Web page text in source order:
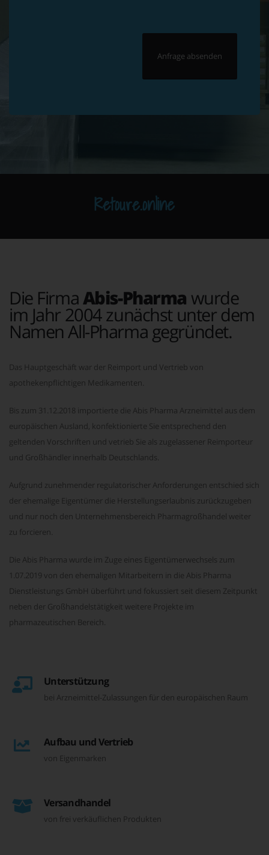
Retoure.online
Die Firma Abis-Pharma wurde
im Jahr 2004 zunächst unter dem
Namen All-Pharma gegründet.
Das Hauptgeschäft war der Reimport und Vertrieb von
apothekenpflichtigen Medikamenten.
Bis zum 31.12.2018 importierte die Abis Pharma Arzneimittel aus dem
europäischen Ausland, konfektionierte Sie entsprechend den
geltenden Vorschriften und vetrieb Sie als zugelassener Reimporteur
und Großhändler innerhalb Deutschlands.
Aufgrund zunehmender regulatorischer Anforderungen entschied sich
der ehemalige Eigentümer die Herstellungserlaubnis zurückzugeben
und nur noch den Unternehmensbereich Pharmagroßhandel weiter
zu forcieren.
Die Abis Pharma wurde im Zuge eines Eigentümerwechsels zum
1.07.2019 von den ehemaligen Mitarbeitern in die Abis Pharma
Dienstleistungs GmbH überführt und fokussiert seit diesem Zeitpunkt
neben der Großhandelstätigkeit weitere Projekte im
pharmazeutischen Bereich.
Unterstützung
bei Arzneimittel-Zulassungen für den europäischen Raum
Aufbau und Vertrieb
von Eigenmarken
Versandhandel
von frei verkäuflichen Produkten